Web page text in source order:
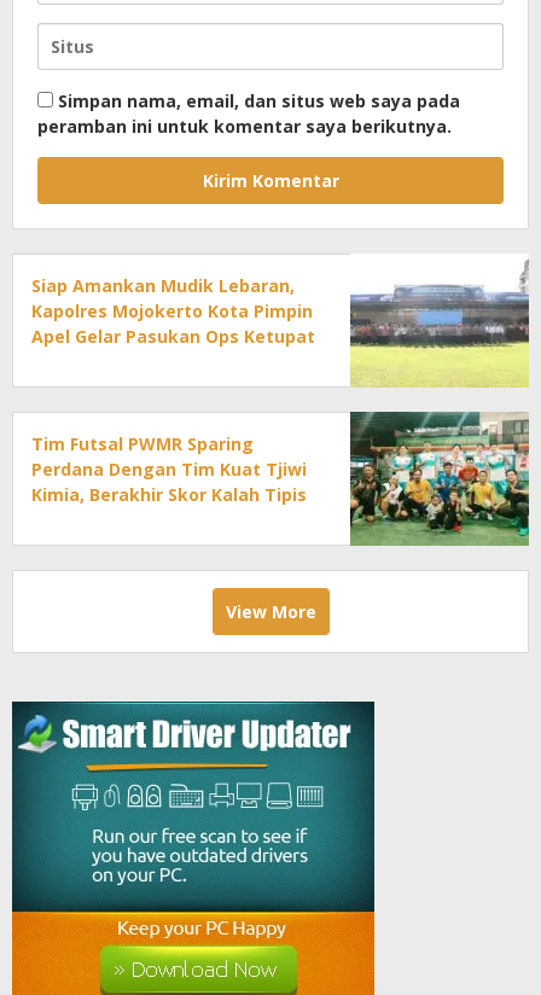
Simpan nama, email, dan situs web saya pada
peramban ini untuk komentar saya berikutnya.
Siap Amankan Mudik Lebaran,
Kapolres Mojokerto Kota Pimpin
Apel Gelar Pasukan Ops Ketupat
Tim Futsal PWMR Sparing
Perdana Dengan Tim Kuat Tjiwi
Kimia, Berakhir Skor Kalah Tipis
View More